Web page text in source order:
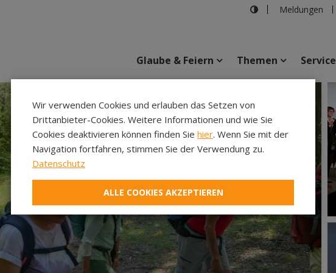
Meldungen
Veranstaltungen
Glaube & Feiern Themen Service
Wir verwenden Cookies und erlauben das Setzen von
Drittanbieter-Cookies. Weitere Informationen und wie Sie
Cookies deaktivieren können finden Sie hier. Wenn Sie mit der
Navigation fortfahren, stimmen Sie der Verwendung zu.
Datenschutz
ALLE COOKIES AKZEPTIEREN